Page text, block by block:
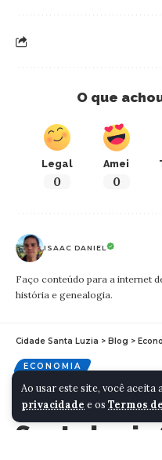
Ao usar este site, você aceita a
privacidade e os Termos
O que
Legal
0
Amei
0
ISAAC DANIEL
Faço conteúdo para a internet
história e genealogia.
Cidade Santa Luzia > Blog >
ECONOMIA
Vão
Santa Luzia